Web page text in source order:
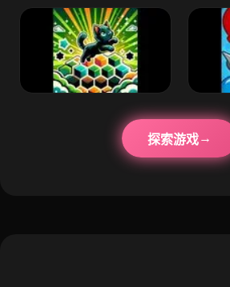
探索游戏